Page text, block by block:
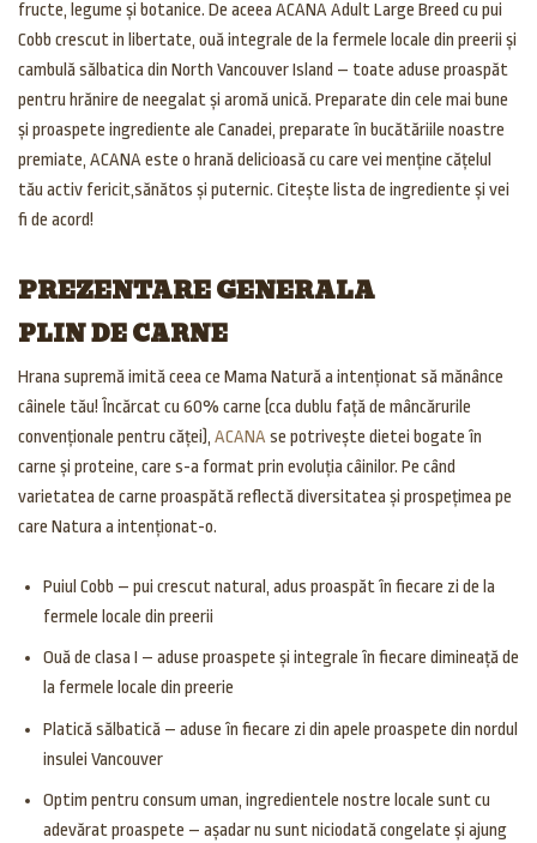
fructe, legume și botanice. De aceea ACANA Adult Large Breed cu pui
Cobb crescut in libertate, ouă integrale de la fermele locale din preerii și
cambulă sălbatica din North Vancouver Island – toate aduse proaspăt
pentru hrănire de neegalat și aromă unică. Preparate din cele mai bune
și proaspete ingrediente ale Canadei, preparate în bucătăriile noastre
premiate, ACANA este o hrană delicioasă cu care vei menține cățelul
tău activ fericit,sănătos și puternic. Citește lista de ingrediente și vei
fi de acord!
PREZENTARE GENERALA
PLIN DE CARNE
Hrana supremă imită ceea ce Mama Natură a intenționat să mănânce
câinele tău! Încărcat cu 60% carne (cca dublu față de mâncărurile
convenționale pentru căței), ACANAse potrivește dietei bogate în
carne și proteine, care s-a format prin evoluția câinilor. Pe când
varietatea de carne proaspătă reflectă diversitatea și prospețimea pe
care Natura a intenționat-o.
Puiul Cobb – pui crescut natural, adus proaspăt în fiecare zi de la
fermele locale din preerii
Ouă de clasa I – aduse proaspete și integrale în fiecare dimineață de
la fermele locale din preerie
Platică sălbatică – aduse în fiecare zi din apele proaspete din nordul
insulei Vancouver
Optim pentru consum uman, ingredientele nostre locale sunt cu
adevărat proaspete – așadar nu sunt niciodată congelate și ajung